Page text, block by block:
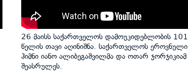
26 მაისს საქართველოს დამოუკიდებლობის 101
წელის თავი აღინიშნა. საქართველოს ეროვნული
ჰიმნი იანო ალიბეგაშვილმა და ოთარ ჯორჯიკიამ
შეასრულეს.